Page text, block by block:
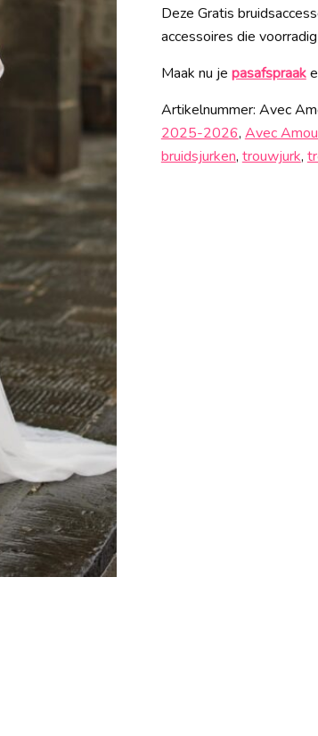
Deze Gratis
accessoires die
Maak nu je pasafspraak
Artikelnummer: Avec
2025-2026, Avec
bruidsjurken, trouwjurk,